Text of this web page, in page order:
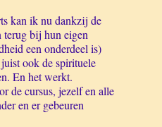
kan ik nu dankzij de
terug bij hun eigen
een onderdeel is)
ook de spirituele
En het werkt.
de cursus, jezelf en alle
en er gebeuren